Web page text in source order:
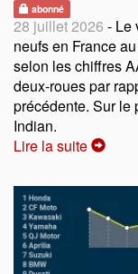
abonné
28 juillet 2026 - Le
neufs en France
selon les chiffres
deux-roues par
précédente. Sur le
Indian.
Lire la suite